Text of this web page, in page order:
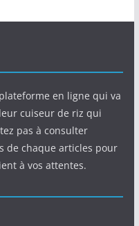
en ligne qui va
cuiseur de riz qui
pas à consulter
de chaque articles pour
à vos attentes.